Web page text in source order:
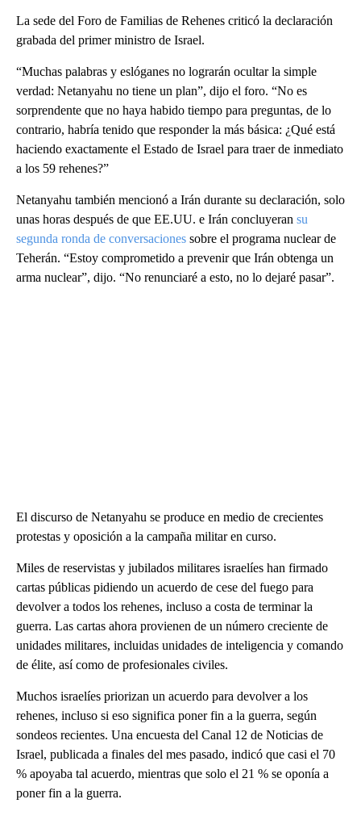
La sede del Foro de Familias de Rehenes criticó la declaración
grabada del primer ministro de Israel.
“Muchas palabras y eslóganes no lograrán ocultar la simple
verdad: Netanyahu no tiene un plan”, dijo el foro. “No es
sorprendente que no haya habido tiempo para preguntas, de lo
contrario, habría tenido que responder la más básica: ¿Qué está
haciendo exactamente el Estado de Israel para traer de inmediato
a los 59 rehenes?”
Netanyahu también mencionó a Irán durante su declaración, solo
unas horas después de que EE.UU. e Irán concluyeran su
segunda ronda de conversaciones sobre el programa nuclear de
Teherán. “Estoy comprometido a prevenir que Irán obtenga un
arma nuclear”, dijo. “No renunciaré a esto, no lo dejaré pasar”.
El discurso de Netanyahu se produce en medio de crecientes
protestas y oposición a la campaña militar en curso.
Miles de reservistas y jubilados militares israelíes han firmado
cartas públicas pidiendo un acuerdo de cese del fuego para
devolver a todos los rehenes, incluso a costa de terminar la
guerra. Las cartas ahora provienen de un número creciente de
unidades militares, incluidas unidades de inteligencia y comando
de élite, así como de profesionales civiles.
Muchos israelíes priorizan un acuerdo para devolver a los
rehenes, incluso si eso significa poner fin a la guerra, según
sondeos recientes. Una encuesta del Canal 12 de Noticias de
Israel, publicada a finales del mes pasado, indicó que casi el 70
% apoyaba tal acuerdo, mientras que solo el 21 % se oponía a
poner fin a la guerra.